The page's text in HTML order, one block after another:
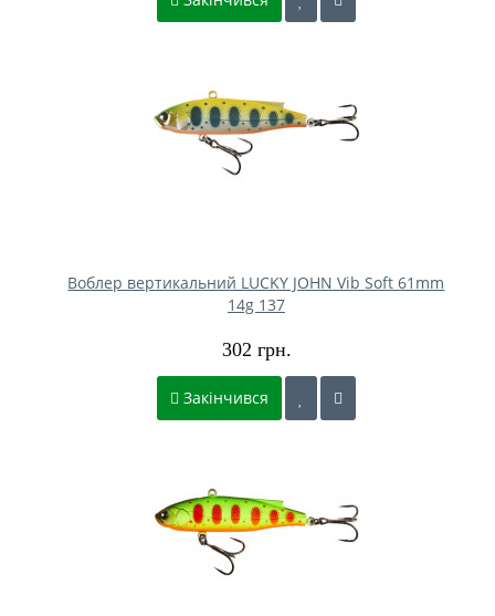
Воблер вертикальний LUCKY JOHN Vib Soft 61mm
14g 137
302 грн.
Закінчився